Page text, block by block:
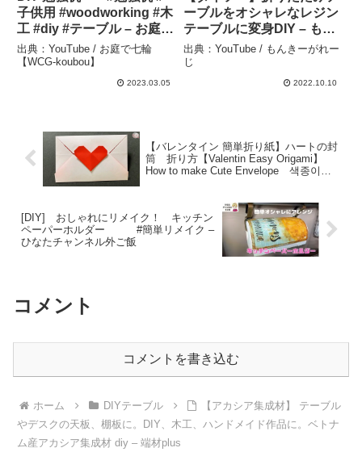
子供用 #woodworking #木
工 #diy #テーブル – お庭で
七輪【WCG-koubou】
出典：YouTube / お庭で七輪
【WCG-koubou】
2023.03.05
ーブルをオシャレなレジン
テーブルに変身DIY – もん
きーがれーじ
出典：YouTube / もんきーがれー
じ
2022.10.10
【バレンタイン 簡単折り紙】ハートの封
筒 折り方【Valentin Easy Origami】
How to make Cute Envelope 색종이접
[DIY] おしゃれにリメイク！ キッチン
ペーパーホルダー #簡単リメイク –
ひなたチャンネル外ご飯
コメント
コメントを書き込む
ホーム DIYテーブル
【アカシア集成材】 テーブル
やデスクの天板、棚板に。DIY、木工、ハンドメイド作品に。ベトナ
ム産アカシア集成材 diy – 端材plus